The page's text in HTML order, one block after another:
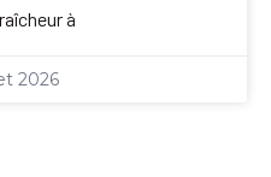
à
2026